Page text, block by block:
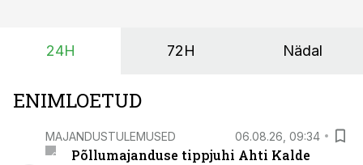
on suurim ning iga töötund on oluline.
24H 72H Nädal
ENIMLOETUD
MAJANDUSTULEMUSED 06.08.26, 09:34
Põllumajanduse tippjuhi Ahti Kalde